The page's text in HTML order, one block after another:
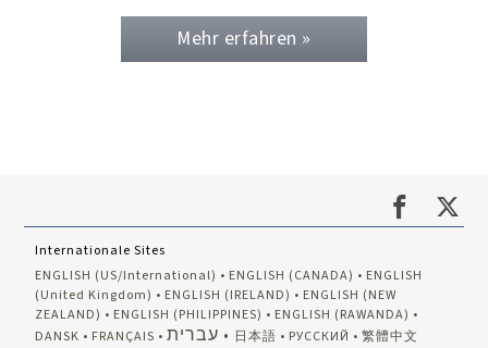
Mehr erfahren »
Internationale Sites
ENGLISH (US/International)
ENGLISH (CANADA)
ENGLISH
(United Kingdom)
ENGLISH (IRELAND)
ENGLISH (NEW
ZEALAND)
ENGLISH (PHILIPPINES)
ENGLISH (RAWANDA)
DANSK
FRANÇAIS עברית 日本語 РУССКИЙ
繁體中文